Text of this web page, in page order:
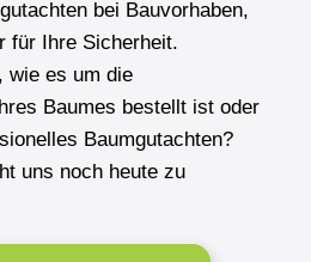
bei Bauvorhaben,
für Ihre Sicherheit.
wie es um die
Baumes bestellt ist oder
Baumgutachten?
uns noch heute zu